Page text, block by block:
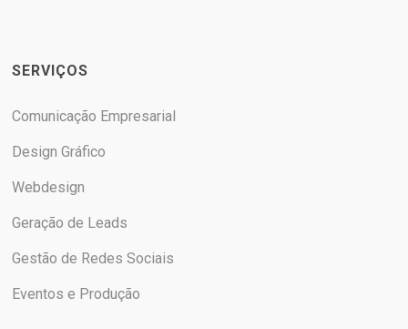
SERVIÇOS
Comunicação Empresarial
Design Gráfico
Webdesign
Geração de Leads
Gestão de Redes Sociais
Eventos e Produção